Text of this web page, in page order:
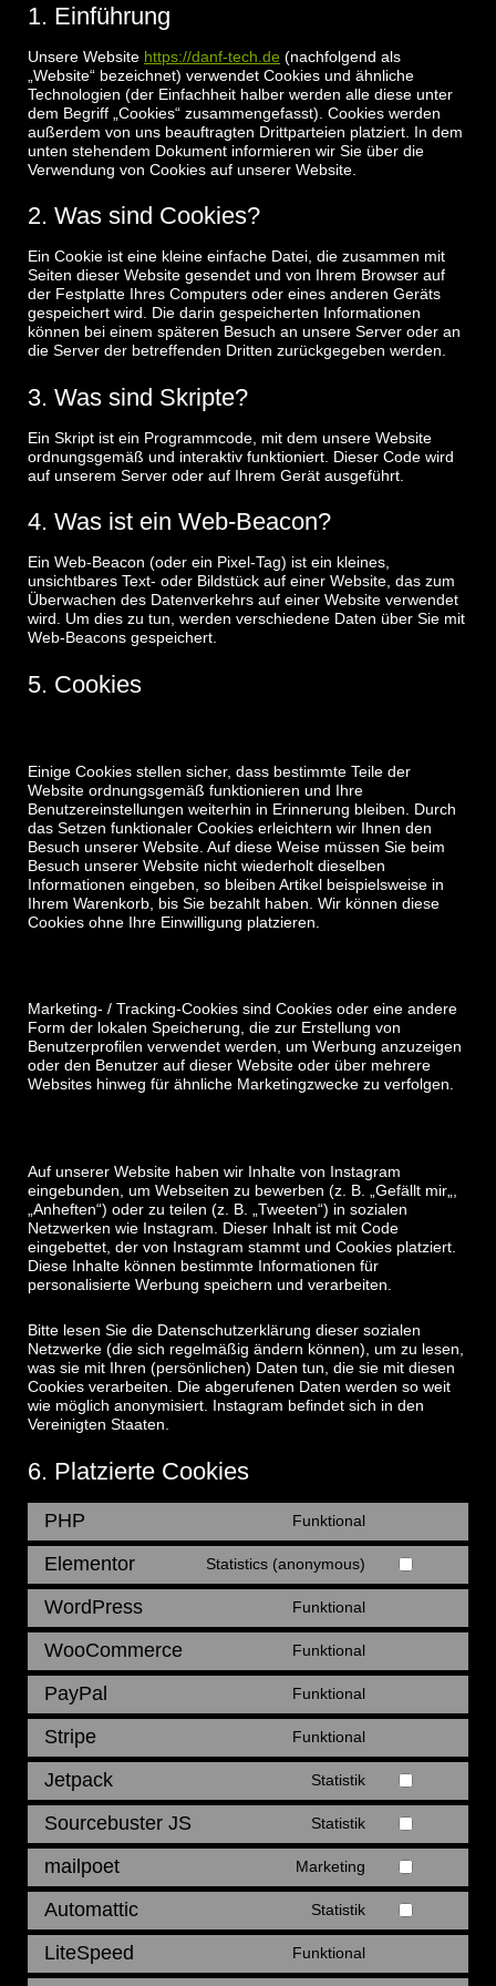
1. Einführung
Unsere Website https://danf-tech.de (nachfolgend als
„Website“ bezeichnet) verwendet Cookies und ähnliche
Technologien (der Einfachheit halber werden alle diese unter
dem Begriff „Cookies“ zusammengefasst). Cookies werden
außerdem von uns beauftragten Drittparteien platziert. In dem
unten stehendem Dokument informieren wir Sie über die
Verwendung von Cookies auf unserer Website.
2. Was sind Cookies?
Ein Cookie ist eine kleine einfache Datei, die zusammen mit
Seiten dieser Website gesendet und von Ihrem Browser auf
der Festplatte Ihres Computers oder eines anderen Geräts
gespeichert wird. Die darin gespeicherten Informationen
können bei einem späteren Besuch an unsere Server oder an
die Server der betreffenden Dritten zurückgegeben werden.
3. Was sind Skripte?
Ein Skript ist ein Programmcode, mit dem unsere Website
ordnungsgemäß und interaktiv funktioniert. Dieser Code wird
auf unserem Server oder auf Ihrem Gerät ausgeführt.
4. Was ist ein Web-Beacon?
Ein Web-Beacon (oder ein Pixel-Tag) ist ein kleines,
unsichtbares Text- oder Bildstück auf einer Website, das zum
Überwachen des Datenverkehrs auf einer Website verwendet
wird. Um dies zu tun, werden verschiedene Daten über Sie mit
Web-Beacons gespeichert.
5. Cookies
Einige Cookies stellen sicher, dass bestimmte Teile der
Website ordnungsgemäß funktionieren und Ihre
Benutzereinstellungen weiterhin in Erinnerung bleiben. Durch
das Setzen funktionaler Cookies erleichtern wir Ihnen den
Besuch unserer Website. Auf diese Weise müssen Sie beim
Besuch unserer Website nicht wiederholt dieselben
Informationen eingeben, so bleiben Artikel beispielsweise in
Ihrem Warenkorb, bis Sie bezahlt haben. Wir können diese
Cookies ohne Ihre Einwilligung platzieren.
Marketing- / Tracking-Cookies sind Cookies oder eine andere
Form der lokalen Speicherung, die zur Erstellung von
Benutzerprofilen verwendet werden, um Werbung anzuzeigen
oder den Benutzer auf dieser Website oder über mehrere
Websites hinweg für ähnliche Marketingzwecke zu verfolgen.
Auf unserer Website haben wir Inhalte von Instagram
eingebunden, um Webseiten zu bewerben (z. B. „Gefällt mir„,
„Anheften“) oder zu teilen (z. B. „Tweeten“) in sozialen
Netzwerken wie Instagram. Dieser Inhalt ist mit Code
eingebettet, der von Instagram stammt und Cookies platziert.
Diese Inhalte können bestimmte Informationen für
personalisierte Werbung speichern und verarbeiten.
Bitte lesen Sie die Datenschutzerklärung dieser sozialen
Netzwerke (die sich regelmäßig ändern können), um zu lesen,
was sie mit Ihren (persönlichen) Daten tun, die sie mit diesen
Cookies verarbeiten. Die abgerufenen Daten werden so weit
wie möglich anonymisiert. Instagram befindet sich in den
Vereinigten Staaten.
6. Platzierte Cookies
PHP Funktional
Elementor Statistics (anonymous)
WordPress Funktional
WooCommerce Funktional
PayPal Funktional
Stripe Funktional
Jetpack Statistik
Sourcebuster JS Statistik
mailpoet Marketing
Automattic Statistik
LiteSpeed Funktional